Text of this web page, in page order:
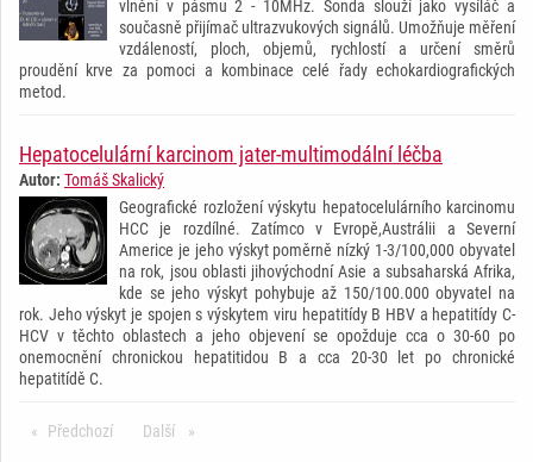
vlnění v pásmu 2 - 10MHz. Sonda slouží jako vysíláč a
současně přijímač ultrazvukových signálů. Umožňuje měření
vzdáleností, ploch, objemů, rychlostí a určení směrů
proudění krve za pomoci a kombinace celé řady echokardiografických
metod.
Hepatocelulární karcinom jater-multimodální léčba
Autor: Tomáš Skalický
Geografické rozložení výskytu hepatocelulárního karcinomu
HCC je rozdílné. Zatímco v Evropě,Austrálii a Severní
Americe je jeho výskyt poměrně nízký 1-3/100,000 obyvatel
na rok, jsou oblasti jihovýchodní Asie a subsaharská Afrika,
kde se jeho výskyt pohybuje až 150/100.000 obyvatel na
rok. Jeho výskyt je spojen s výskytem viru hepatitídy B HBV a hepatitídy C-
HCV v těchto oblastech a jeho objevení se opožduje cca o 30-60 po
onemocnění chronickou hepatitidou B a cca 20-30 let po chronické
hepatitídě C.
Předchozí stránkaDalší stránka